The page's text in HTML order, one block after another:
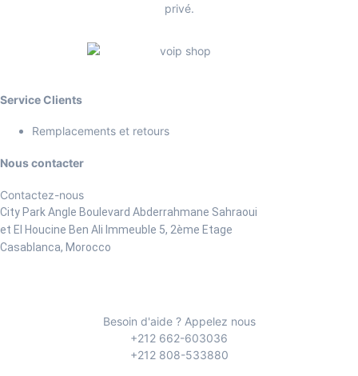
privé.
Service Clients
Remplacements et retours
Nous contacter
Contactez-nous
City Park Angle Boulevard Abderrahmane Sahraoui
et El Houcine Ben Ali Immeuble 5, 2ème Etage
Casablanca, Morocco
Besoin d'aide ? Appelez nous
+212 662-603036
+212 808-533880